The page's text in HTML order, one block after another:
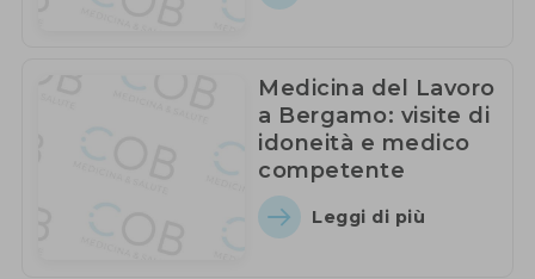
Medicina del Lavoro
a Bergamo: visite di
idoneità e medico
competente
Leggi di più